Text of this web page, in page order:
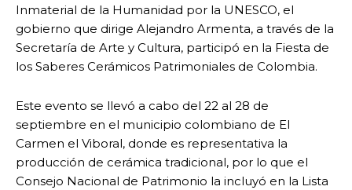
Inmaterial de la Humanidad por la UNESCO, el
gobierno que dirige Alejandro Armenta, a través de la
Secretaría de Arte y Cultura, participó en la Fiesta de
los Saberes Cerámicos Patrimoniales de Colombia.
Este evento se llevó a cabo del 22 al 28 de
septiembre en el municipio colombiano de El
Carmen el Viboral, donde es representativa la
producción de cerámica tradicional, por lo que el
Consejo Nacional de Patrimonio la incluyó en la Lista